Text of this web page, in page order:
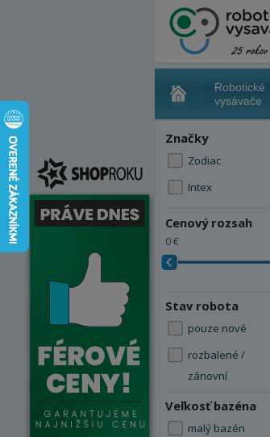
Robotické
vysávače
Značky
Zodiac
Intex
Cenový rozsah
0 €
Stav robota
pouze nové
rozbalené /
zánovní
Veľkosť bazéna
malý bazén